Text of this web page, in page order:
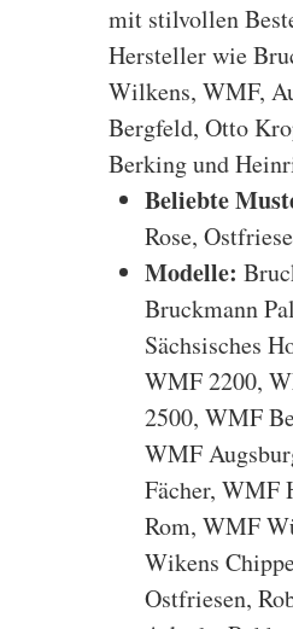
mit stilvollen
Hersteller wie
Wilkens, WMF,
Bergfeld, Otto
Berkingund
Beliebte
Rose,
Modelle:
Bruckmann
Sächsisches
WMF 2200,
2500, WMF
WMF
Fächer, WMF
Rom, WMF
Wikens
Ostfriesen,